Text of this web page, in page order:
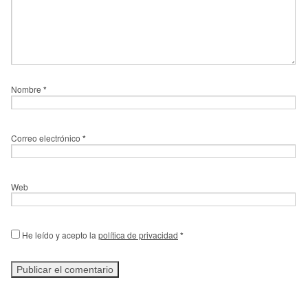
Nombre *
Correo electrónico *
Web
He leído y acepto la política de privacidad *